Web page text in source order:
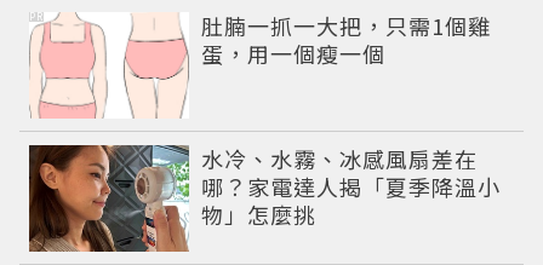
肚腩一抓一大把，只需1個雞
蛋，用一個瘦一個
PR
水冷、水霧、冰感風扇差在
哪？家電達人揭「夏季降溫小
物」怎麼挑